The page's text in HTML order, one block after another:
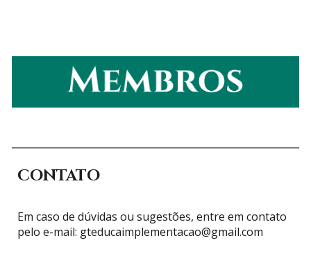
CONTATO
Em caso de dúvidas ou sugestões, entre em contato
pelo e-mail: gteducaimplementacao@gmail.com